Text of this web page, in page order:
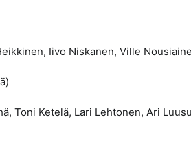
Iivo Niskanen, Ville
Toni Ketelä, Lari Lehtonen, Ari